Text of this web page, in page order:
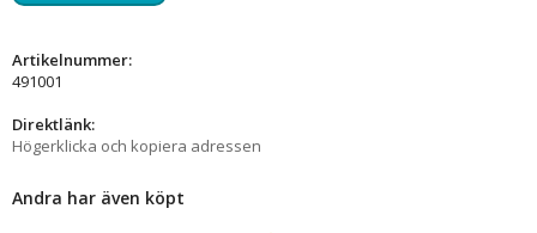
Artikelnummer:
491001
Direktlänk:
Högerklicka och kopiera adressen
Andra har även köpt